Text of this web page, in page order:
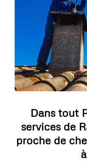
Dans tout
services de
proche de